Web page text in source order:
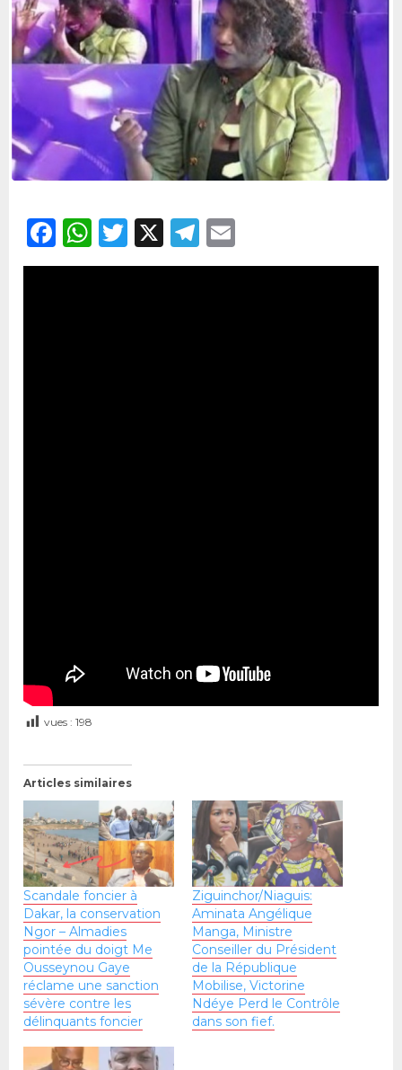
Facebook
WhatsApp
Twitter
X Telegram
vues : 198
Articles similaires
Scandale foncier à
Dakar, la conservation
Ngor – Almadies
pointée du doigt Me
Ousseynou Gaye
réclame une sanction
sévère contre les
délinquants foncier
Ziguinchor/Niaguis:
Aminata Angélique
Manga, Ministre
Conseiller du Président
de la République
Mobilise, Victorine
Ndéye Perd le Contrôle
dans son fief.